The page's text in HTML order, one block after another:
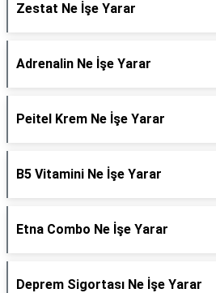
Zestat Ne İşe Yarar
Adrenalin Ne İşe Yarar
Peitel Krem Ne İşe Yarar
B5 Vitamini Ne İşe Yarar
Etna Combo Ne İşe Yarar
Deprem Sigortası Ne İşe Yarar